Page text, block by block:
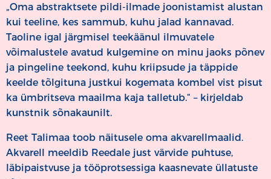
„Oma abstraktsete pildi-ilmade joonistamist alustan
kui teeline, kes sammub, kuhu jalad kannavad.
Taoline igal järgmisel teekäänul ilmuvatele
võimalustele avatud kulgemine on minu jaoks põnev
ja pingeline teekond, kuhu kriipsude ja täppide
keelde tõlgituna justkui kogemata kombel vist pisut
ka ümbritseva maailma kaja talletub.“ – kirjeldab
kunstnik sõnakaunilt.
Reet Talimaa toob näitusele oma akvarellmaalid.
Akvarell meeldib Reedale just värvide puhtuse,
läbipaistvuse ja tööprotsessiga kaasnevate üllatuste